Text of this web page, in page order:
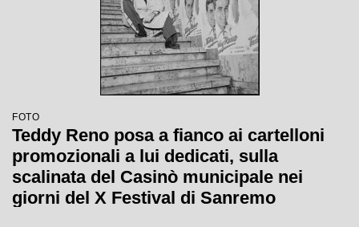
FOTO
Teddy Reno posa a fianco ai cartelloni
promozionali a lui dedicati, sulla
scalinata del Casinò municipale nei
giorni del X Festival di Sanremo